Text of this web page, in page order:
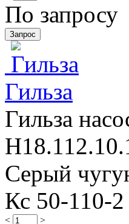
По запросу
Гильза
Гильза
Серый
Кс 50-110-2
< >